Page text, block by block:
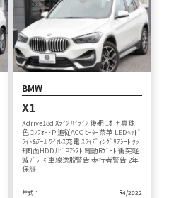
BMW
X1
Xdrive18d Xﾗｲﾝ ﾊｲﾗｲﾝ 後期 1ｵｰﾅ 真珠
色 ｺﾝﾌｫｰﾄP 追従ACC ﾋｰﾀｰ茶革 LEDﾍｯﾄﾞ
ﾗｲﾄ&ﾃｰﾙ ﾜｲﾔﾚｽ充電 ｽﾗｲﾃﾞｨﾝｸﾞﾘｱｼｰﾄ ﾀｯ
ﾁ画面HDDﾅﾋﾞPｱｼｽﾄ 電動Rｹﾞｰﾄ 衝突軽
減ﾌﾞﾚｰｷ 車線逸脱警告 歩行者警告 2年
保証
年式：
R4/2022